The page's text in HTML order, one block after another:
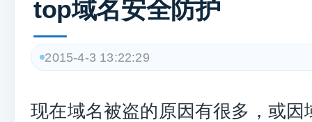
top域名安全防护
2015-4-3 13:22:29
现在域名被盗的原因有很多，或因